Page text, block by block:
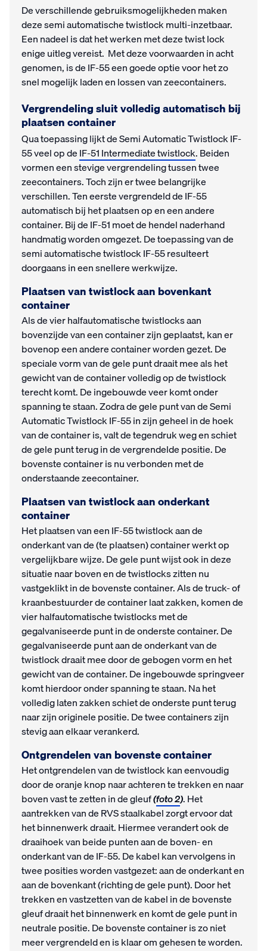
De verschillende gebruiksmogelijkheden maken
deze semi automatische twistlock multi-inzetbaar.
Een nadeel is dat het werken met deze twist lock
enige uitleg vereist. Met deze voorwaarden in acht
genomen, is de IF-55 een goede optie voor het zo
snel mogelijk laden en lossen van zeecontainers.
Vergrendeling sluit volledig automatisch bij
plaatsen container
Qua toepassing lijkt de Semi Automatic Twistlock IF-
55 veel op deIF-51 Intermediate twistlock. Beiden
vormen een stevige vergrendeling tussen twee
zeecontainers. Toch zijn er twee belangrijke
verschillen. Ten eerste vergrendeld de IF-55
automatisch bij het plaatsen op en een andere
container. Bij de IF-51 moet de hendel naderhand
handmatig worden omgezet. De toepassing van de
semi automatische twistlock IF-55 resulteert
doorgaans in een snellere werkwijze.
Plaatsen van twistlock aan bovenkant
container
Als de vier halfautomatische twistlocks aan
bovenzijde van een container zijn geplaatst, kan er
bovenop een andere container worden gezet. De
speciale vorm van de gele punt draait mee als het
gewicht van de container volledig op de twistlock
terecht komt. De ingebouwde veer komt onder
spanning te staan. Zodra de gele punt van de Semi
Automatic Twistlock IF-55 in zijn geheel in de hoek
van de container is, valt de tegendruk weg en schiet
de gele punt terug in de vergrendelde positie. De
bovenste container is nu verbonden met de
onderstaande zeecontainer.
Plaatsen van twistlock aan onderkant
container
Het plaatsen van een IF-55 twistlock aan de
onderkant van de (te plaatsen) container werkt op
vergelijkbare wijze. De gele punt wijst ook in deze
situatie naar boven en de twistlocks zitten nu
vastgeklikt in de bovenste container. Als de truck- of
kraanbestuurder de container laat zakken, komen de
vier halfautomatische twistlocks met de
gegalvaniseerde punt in de onderste container. De
gegalvaniseerde punt aan de onderkant van de
twistlock draait mee door de gebogen vorm en het
gewicht van de container. De ingebouwde springveer
komt hierdoor onder spanning te staan. Na het
volledig laten zakken schiet de onderste punt terug
naar zijn originele positie. De twee containers zijn
stevig aan elkaar verankerd.
Ontgrendelen van bovenste container
Het ontgrendelen van de twistlock kan eenvoudig
door de oranje knop naar achteren te trekken en naar
boven vast te zetten in de gleuf(foto 2). Het
aantrekken van de RVS staalkabel zorgt ervoor dat
het binnenwerk draait. Hiermee verandert ook de
draaihoek van beide punten aan de boven- en
onderkant van de IF-55. De kabel kan vervolgens in
twee posities worden vastgezet: aan de onderkant en
aan de bovenkant (richting de gele punt). Door het
trekken en vastzetten van de kabel in de bovenste
gleuf draait het binnenwerk en komt de gele punt in
neutrale positie. De bovenste container is zo niet
meer vergrendeld en is klaar om gehesen te worden.